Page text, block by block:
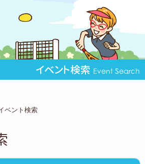
イベント検索 Event Search
ベント検索